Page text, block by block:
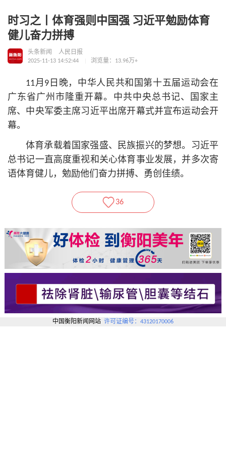
时习之丨体育强则中国强 习近平勉励体育
健儿奋力拼搏
头条新闻
人民日报
2025-11-13 14:52:44
浏览量：13.96万+
11月9日晚，中华人民共和国 第十五届运动会在
广东省广州市隆重开幕。中共中央总书记、国家主
席、中央军委主席习近平出席开幕式并宣布运动会开
幕。
体育承载着国家强盛、民族振兴的梦想。习近平
总书记一直高度重视和关心体育事业发展，并多次寄
语体育健儿，勉励他们奋力拼搏、勇创佳绩。
36
中国衡阳新闻网站 许可证编号：43120170006